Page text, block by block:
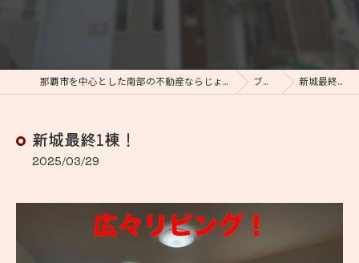
那覇市を中心とした南部の不動産ならじょーとーハウジング ブログ 新城最終1棟！
新城最終1棟！
2025/03/29